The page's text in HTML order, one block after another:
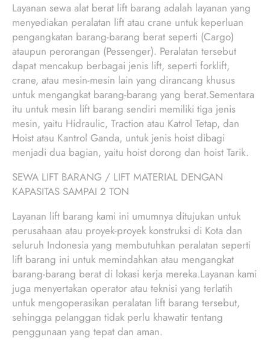
Layanan sewa alat berat lift barang adalah layanan yang
menyediakan peralatan lift atau crane untuk keperluan
pengangkatan barang-barang berat seperti (Cargo)
ataupun perorangan (Pessenger). Peralatan tersebut
dapat mencakup berbagai jenis lift, seperti forklift,
crane, atau mesin-mesin lain yang dirancang khusus
untuk mengangkat barang-barang yang berat.Sementara
itu untuk mesin lift barang sendiri memiliki tiga jenis
mesin, yaitu Hidraulic, Traction atau Katrol Tetap, dan
Hoist atau Kantrol Ganda, untuk jenis hoist dibagi
menjadi dua bagian, yaitu hoist dorong dan hoist Tarik.
SEWA LIFT BARANG / LIFT MATERIAL DENGAN
KAPASITAS SAMPAI 2 TON
Layanan lift barang kami ini umumnya ditujukan untuk
perusahaan atau proyek-proyek konstruksi di Kota dan
seluruh Indonesia yang membutuhkan peralatan seperti
lift barang ini untuk memindahkan atau mengangkat
barang-barang berat di lokasi kerja mereka.Layanan kami
juga menyertakan operator atau teknisi yang terlatih
untuk mengoperasikan peralatan lift barang tersebut,
sehingga pelanggan tidak perlu khawatir tentang
penggunaan yang tepat dan aman.